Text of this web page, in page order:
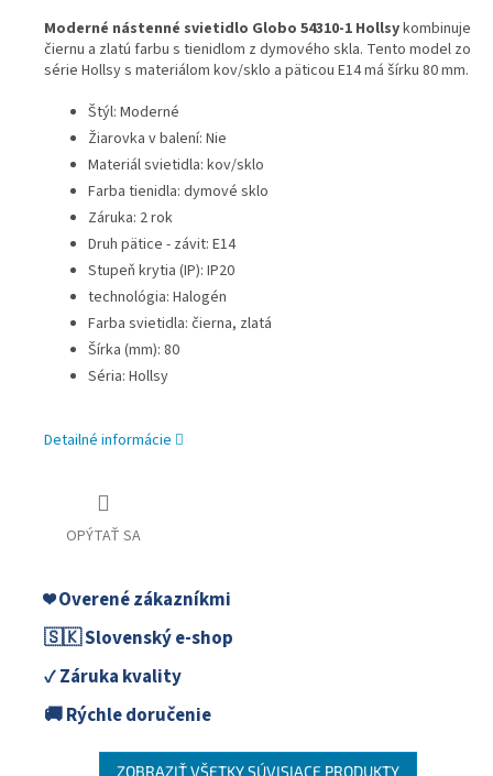
Moderné nástenné svietidlo Globo 54310-1 Hollsykombinuje
čiernu a zlatú farbu s tienidlom z dymového skla. Tento model zo
série Hollsy s materiálom kov/sklo a päticou E14 má šírku 80 mm.
Štýl: Moderné
Žiarovka v balení: Nie
Materiál svietidla: kov/sklo
Farba tienidla: dymové sklo
Záruka: 2 rok
Druh pätice - závit: E14
Stupeň krytia (IP): IP20
technológia: Halogén
Farba svietidla: čierna, zlatá
Šírka (mm): 80
Séria: Hollsy
Detailné informácie
OPÝTAŤ SA
❤️ Overené zákazníkmi
🇸🇰 Slovenský e-shop
✓ Záruka kvality
🚚 Rýchle doručenie
ZOBRAZIŤ VŠETKY SÚVISIACE PRODUKTY